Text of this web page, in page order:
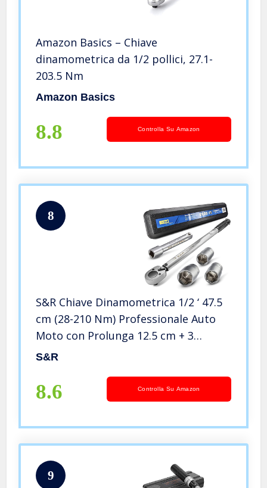
Amazon Basics – Chiave
dinamometrica da 1/2 pollici, 27.1-
203.5 Nm
Amazon Basics
8.8 Controlla Su Amazon
8
S&R Chiave Dinamometrica 1/2 ‘ 47.5
cm (28-210 Nm) Professionale Auto
Moto con Prolunga 12.5 cm + 3
Bussole (17, 19, 21 mm). Chiave
S&R
8.6 Controlla Su Amazon
9